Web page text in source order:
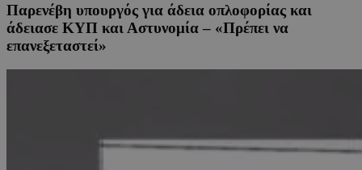
Παρενέβη υπουργός για άδεια οπλοφορίας και
άδειασε ΚΥΠ και Αστυνομία – «Πρέπει να
επανεξεταστεί»